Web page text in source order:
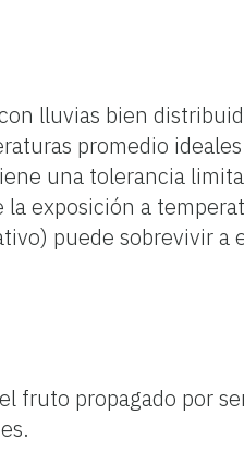
lluvias bien
promedio
una tolerancia
exposición a
puede sobrevivir a
fruto propagado por